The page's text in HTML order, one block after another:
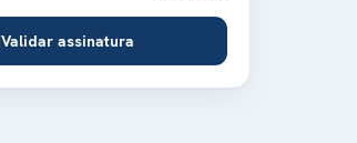
Validar assinatura